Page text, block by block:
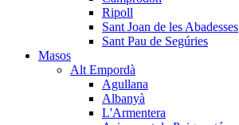
Ripoll
Sant Joan de les Abadesses
Sant Pau de Segúries
Masos
Alt Empordà
Agullana
Albanyà
L'Armentera